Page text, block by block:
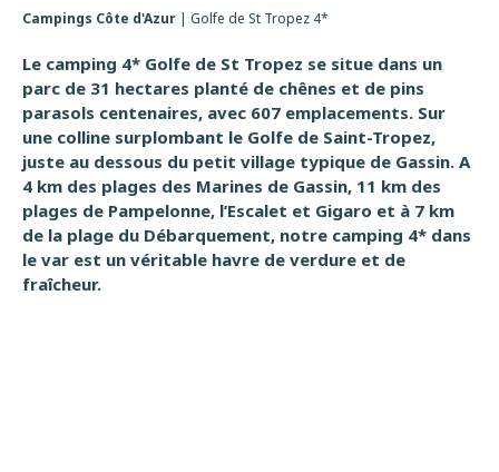
Campings Côte d'Azur | Golfe de St Tropez 4*
Le camping 4* Golfe de St Tropez se situe dans un
parc de 31 hectares planté de chênes et de pins
parasols centenaires, avec 607 emplacements. Sur
une colline surplombant le Golfe de Saint-Tropez,
juste au dessous du petit village typique de Gassin. A
4 km des plages des Marines de Gassin, 11 km des
plages de Pampelonne, l’Escalet et Gigaro et à 7 km
de la plage du Débarquement, notre camping 4* dans
le var est un véritable havre de verdure et de
fraîcheur.